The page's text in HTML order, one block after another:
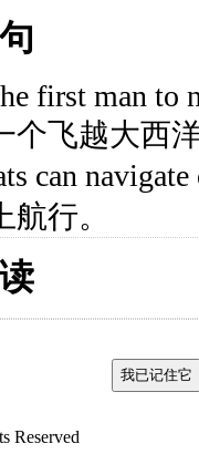
first man to
个飞越大西
can
航行。
Reserved